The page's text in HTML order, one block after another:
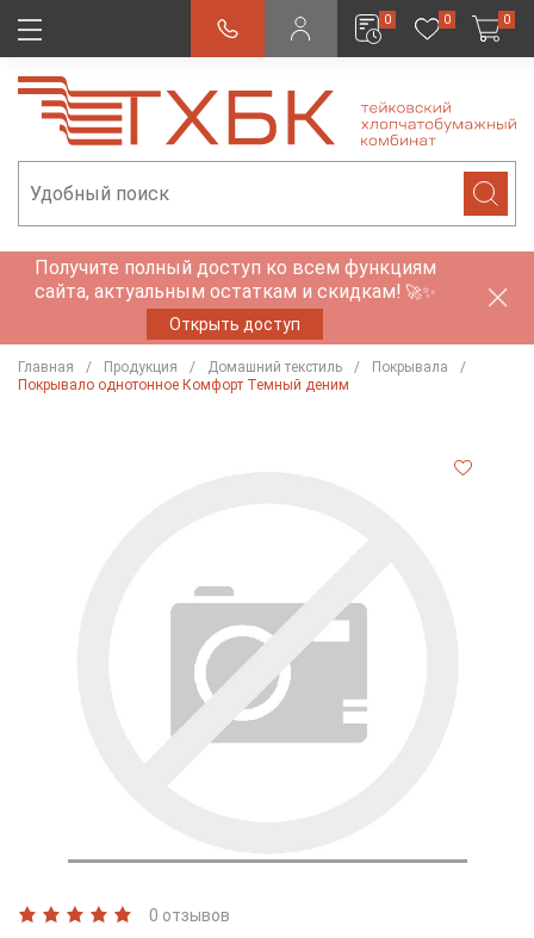
0 0 0
Получите полный доступ ко всем функциям
сайта, актуальным остаткам и скидкам! 🚀✨
Открыть доступ
Главная Продукция Домашний текстиль
Покрывала
Покрывало однотонное Комфорт Темный деним
0 отзывов